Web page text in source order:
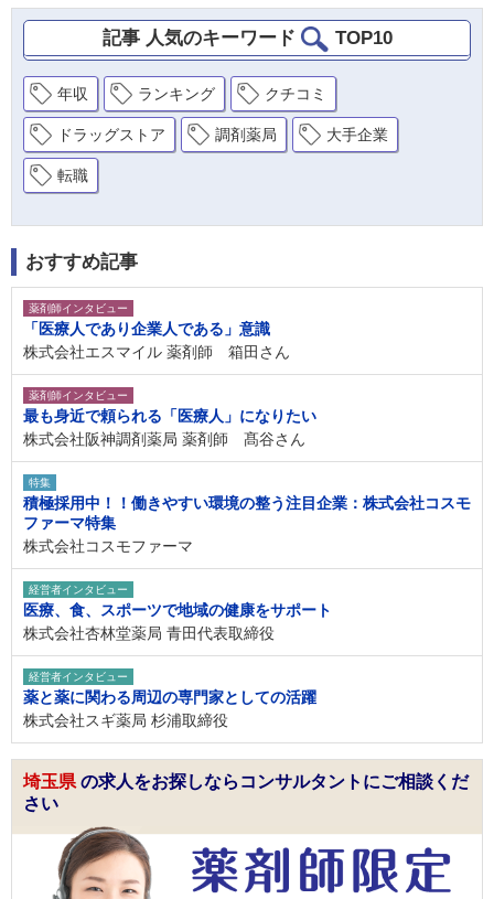
記事 人気のキーワード TOP10
年収 ランキング クチコミ
ドラッグストア 調剤薬局 大手企業
転職
おすすめ記事
薬剤師インタビュー
「医療人であり企業人である」意識
株式会社エスマイル 薬剤師 箱田さん
薬剤師インタビュー
最も身近で頼られる「医療人」になりたい
株式会社阪神調剤薬局 薬剤師 髙谷さん
特集
積極採用中！！働きやすい環境の整う注目企業：株式会社コスモ
ファーマ特集
株式会社コスモファーマ
経営者インタビュー
医療、食、スポーツで地域の健康をサポート
株式会社杏林堂薬局 青田代表取締役
経営者インタビュー
薬と薬に関わる周辺の専門家としての活躍
株式会社スギ薬局 杉浦取締役
埼玉県 の求人をお探しならコンサルタントにご相談くだ
さい